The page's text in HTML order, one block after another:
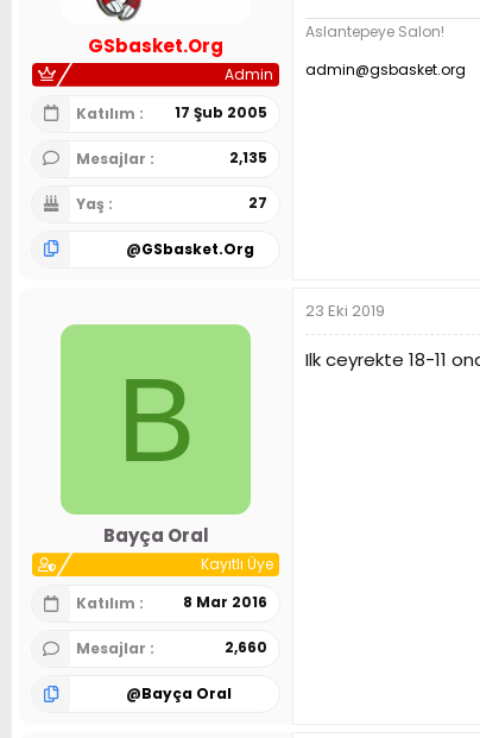
GSbasket.Org
Admin
Katılım
17 Şub 2005
Mesajlar 2,135
Yaş 27
@GSbasket.Org
Aslantepeye Salon!
admin@gsbasket.org
B
Bayça Oral
Kayıtlı Üye
Katılım
8 Mar 2016
Mesajlar 2,660
@Bayça Oral
23 Eki 2019
Ilk ceyrekte 18-11